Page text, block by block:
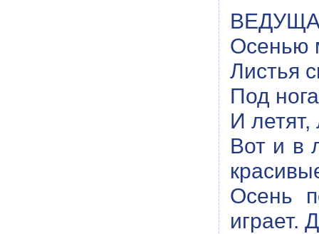
Осенью
Листья
Под
И летят,
Вот и в
Осень
играет.